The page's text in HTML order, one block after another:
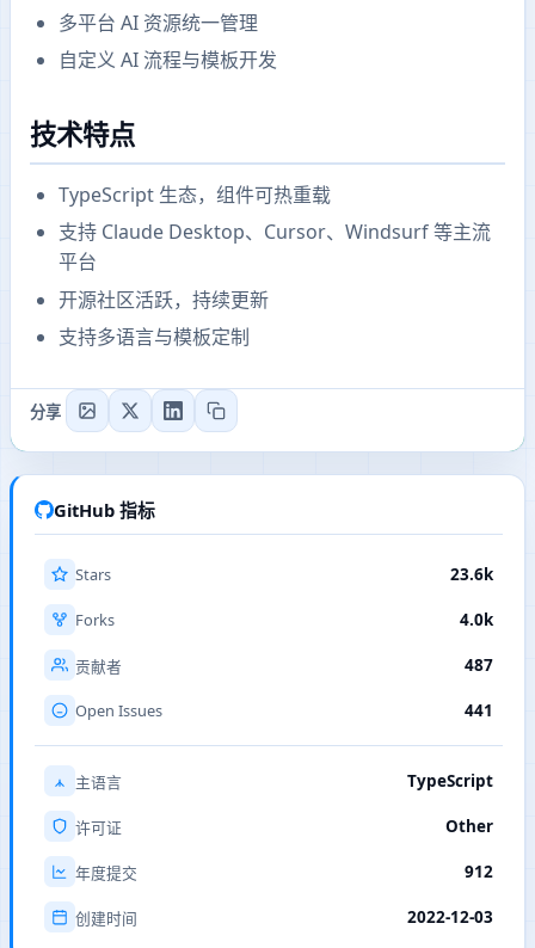
多平台 AI 资源统一管理
自定义 AI 流程与模板开发
技术特点
TypeScript 生态，组件可热重载
支持 Claude Desktop、Cursor、Windsurf 等主流
平台
开源社区活跃，持续更新
支持多语言与模板定制
分享
GitHub 指标
Stars 23.6k
Forks 4.0k
贡献者 487
Open Issues 441
主语言 TypeScript
许可证 Other
年度提交 912
创建时间 2022-12-03